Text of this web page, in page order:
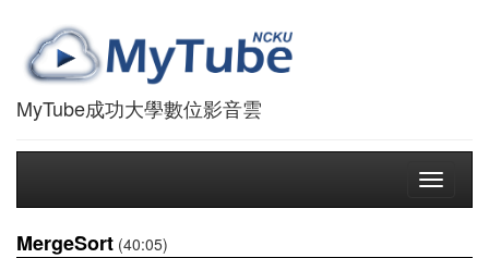
MyTube成功大學數位影音雲
Toggle
MergeSort (40:05)